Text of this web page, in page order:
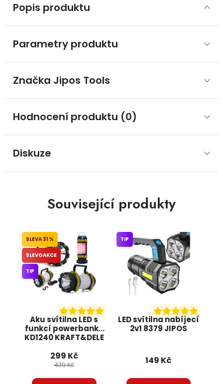
Popis produktu
Parametry produktu
Značka Jipos Tools
Hodnocení produktu (0)
Diskuze
Související produkty
Aku svítilna LED s
funkcí powerbanky
KD1240 KRAFT&DELE
31 %
SLEVOAKCE
TIP
299 Kč
439 Kč
LED svítilna nabíjecí
2v1 8379 JIPOS
TIP
149 Kč